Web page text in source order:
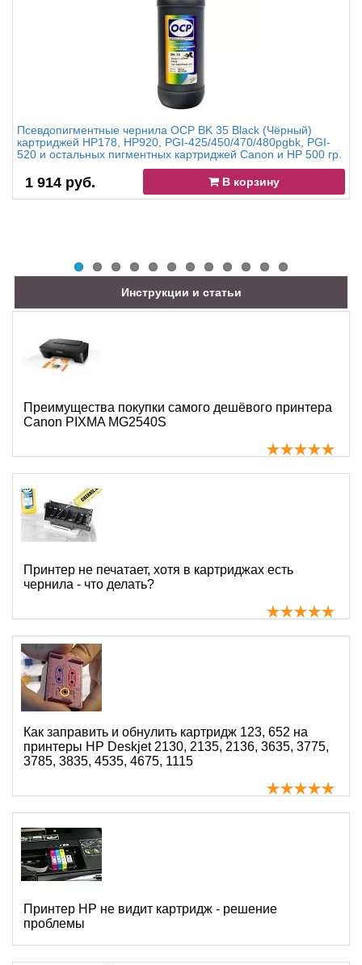
Псевдопигментные чернила OCP BK 35 Black (Чёрный)
картриджей HP178, HP920, PGI-425/450/470/480pgbk, PGI-
520 и остальных пигментных картриджей Canon и HP 500 гр.
1 914 руб. В корзину
Инструкции и статьи
Преимущества покупки самого дешёвого принтера
Canon PIXMA MG2540S
Принтер не печатает, хотя в картриджах есть
чернила - что делать?
Как заправить и обнулить картридж 123, 652 на
принтеры HP Deskjet 2130, 2135, 2136, 3635, 3775,
3785, 3835, 4535, 4675, 1115
Принтер HP не видит картридж - решение
проблемы